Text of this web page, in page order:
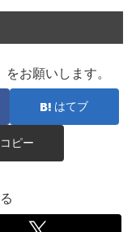
お願いします。
はてブ
コピー